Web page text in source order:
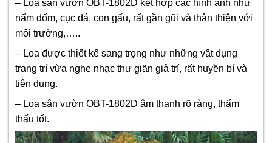
– Loa sân vườn OBT-1802D kết hợp các hình ảnh như
nấm đốm, cục đá, con gấu, rất gần gũi và thân thiện với
môi trường,…..
– Loa được thiết kế sang trọng như những vật dụng
trang trí vừa nghe nhạc thư giãn giả trí, rất huyền bí và
tiện dụng.
– Loa sân vườn OBT-1802D âm thanh rõ ràng, thẩm
thấu tốt.